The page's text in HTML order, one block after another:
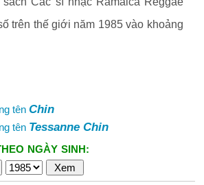
trên thế giới năm 1985 vào khoảng
tên Chin
tên Tessanne Chin
NGÀY SINH: